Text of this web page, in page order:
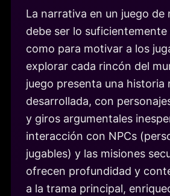
La narrativa en un juego de
debe ser lo
como para motivar a los
explorar cada rincón del
juego presenta una historia
desarrollada, con
y giros argumentales
interacción con NPCs
jugables) y las misiones
ofrecen profundidad y
a la trama principal,